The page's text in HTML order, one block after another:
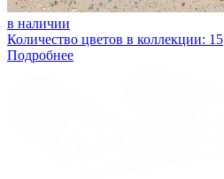
в наличии
Количество цветов в коллекции: 15
Подробнее